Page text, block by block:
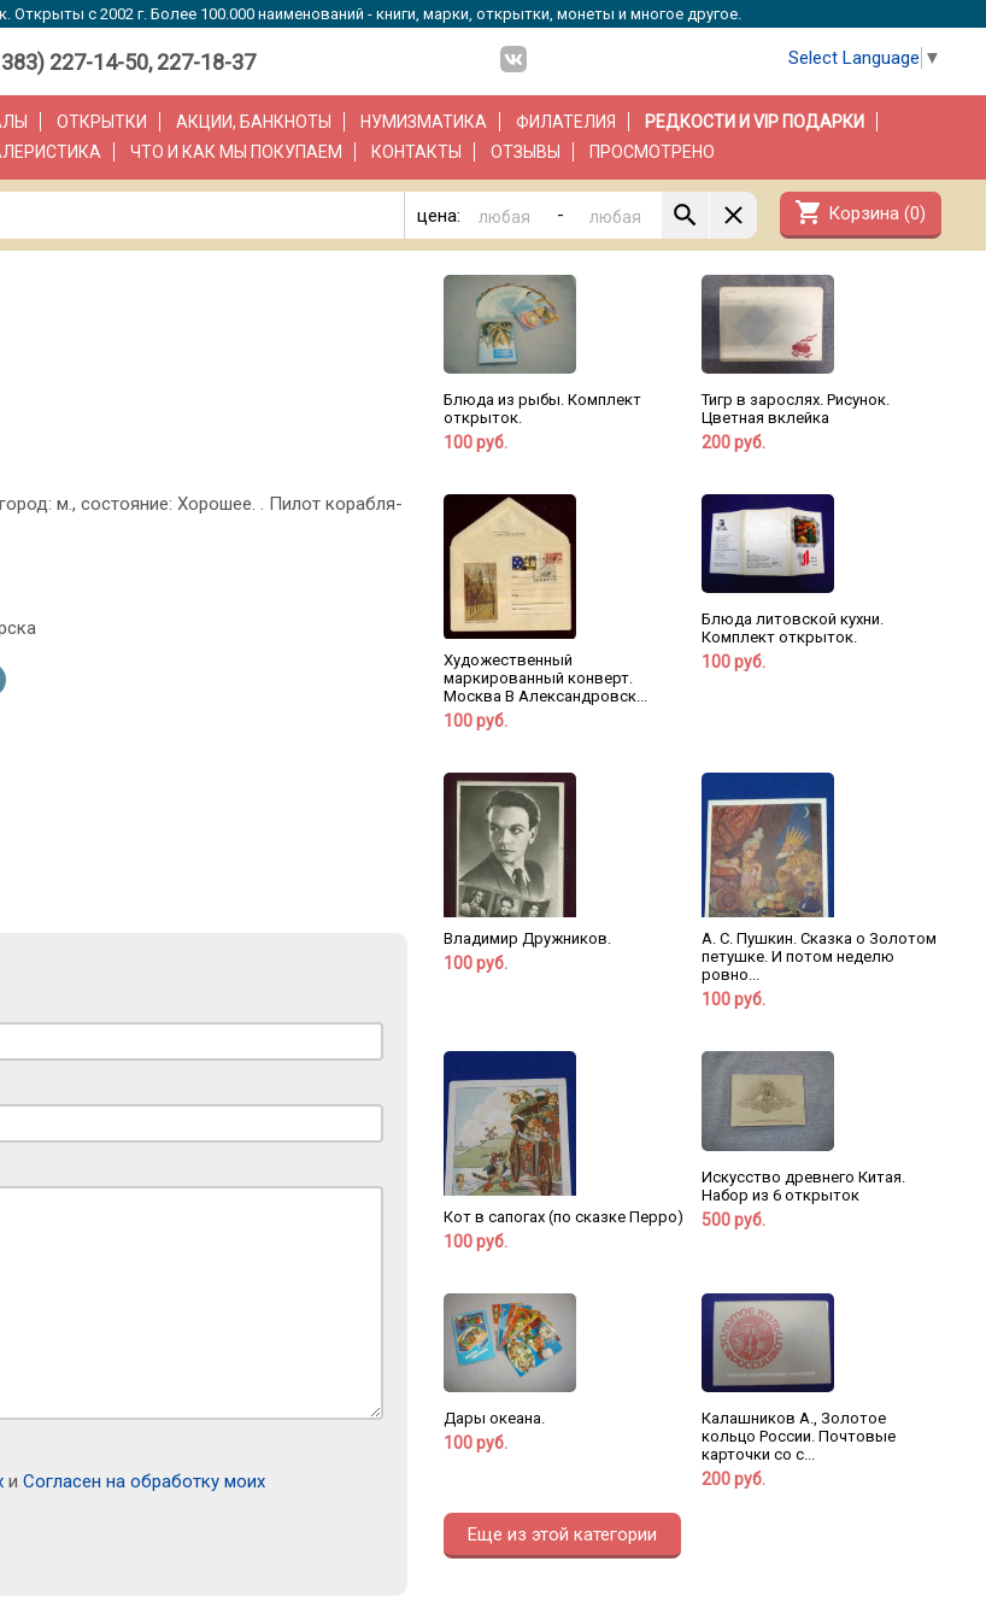
Открыты с 2002 г. Более 100.000 наименований - книги, марки, открытки, монеты и многое другое.
227-14-50, 227-18-37 Select Language ▼
ОТКРЫТКИ АКЦИИ, БАНКНОТЫ НУМИЗМАТИКА ФИЛАТЕЛИЯ
РЕДКОСТИ И VIP ПОДАРКИ
ЧТО И КАК МЫ ПОКУПАЕМ КОНТАКТЫ ОТЗЫВЫ ПРОСМОТРЕНО
цена: - shopping_cart Корзина (0)
м., состояние: Хорошее. . Пилот корабля-
и Согласен на обработку моих
Блюда из рыбы. Комплект
открыток.
100 руб.
Тигр в зарослях. Рисунок.
Цветная вклейка
200 руб.
Художественный
маркированный конверт.
Москва В Александровск...
100 руб.
Блюда литовской кухни.
Комплект открыток.
100 руб.
Владимир Дружников.
100 руб.
А. С. Пушкин. Сказка о Золотом
петушке. И потом неделю
ровно...
100 руб.
Кот в сапогах (по сказке Перро)
100 руб.
Искусство древнего Китая.
Набор из 6 открыток
500 руб.
Дары океана.
100 руб.
Калашников А., Золотое
кольцо России. Почтовые
карточки со с...
200 руб.
Еще из этой категории